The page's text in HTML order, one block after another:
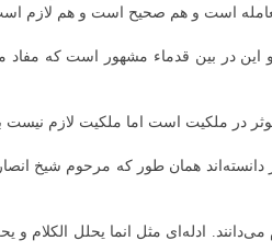
است و هم صحیح است و هم لازم
در بین قدماء مشهور است که
در ملکیت است اما ملکیت لازم نیست
همان طور که مرحوم شیخ انصاری
ادله‌ای مثل انما یحلل الکلام و